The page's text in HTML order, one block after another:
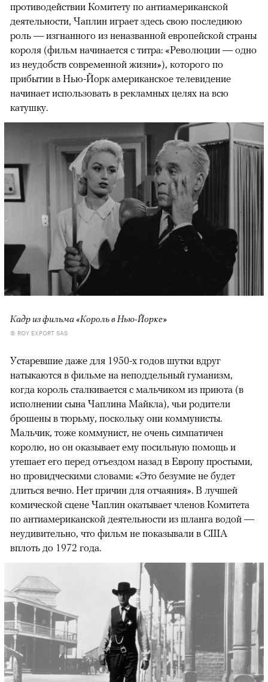
противодействии Комитету по антиамериканской
деятельности, Чаплин играет здесь свою последнюю
роль — изгнанного из неназванной европейской страны
короля (фильм начинается с титра: «Революции — одно
из неудобств современной жизни»), которого по
прибытии в Нью-Йорк американское телевидение
начинает использовать в рекламных целях на всю
катушку.
Кадр из фильма «Король в Нью-Йорке»
© ROY EXPORT SAS
Устаревшие даже для 1950-х годов шутки вдруг
натыкаются в фильме на неподдельный гуманизм,
когда король сталкивается с мальчиком из приюта (в
исполнении сына Чаплина Майкла), чьи родители
брошены в тюрьму, поскольку они коммунисты.
Мальчик, тоже коммунист, не очень симпатичен
королю, но он оказывает ему посильную помощь и
утешает его перед отъездом назад в Европу простыми,
но провидческими словами: «Это безумие не будет
длиться вечно. Нет причин для отчаяния». В лучшей
комической сцене Чаплин окатывает членов Комитета
по антиамериканской деятельности из шланга водой —
неудивительно, что фильм не показывали в США
вплоть до 1972 года.